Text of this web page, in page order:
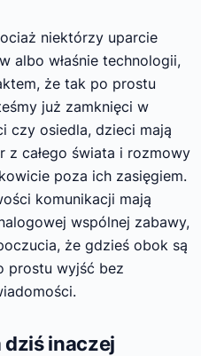
niektórzy uparcie
albo właśnie technologii,
że tak po prostu
już zamknięci w
czy osiedla, dzieci mają
z całego świata i rozmowy
poza ich zasięgiem.
komunikacji mają
wspólnej zabawy,
że gdzieś obok są
prostu wyjść bez
inaczej